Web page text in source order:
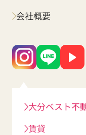
会社概要
大分ベスト不
賃貸